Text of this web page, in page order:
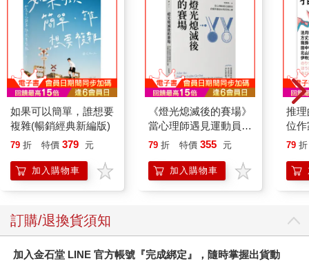
如果可以簡單，誰想要
複雜(暢銷經典新編版)
79 折 特價 379 元
加入購物車
《燈光熄滅後的賽場》
當心理師遇見運動員：
看懂英雄淚水與真實心
79 折 特價 355 元
加入購物車
推
位
讀
79 折
訂購/退換貨須知
加入金石堂 LINE 官方帳號『完成綁定』，隨時掌握出貨動